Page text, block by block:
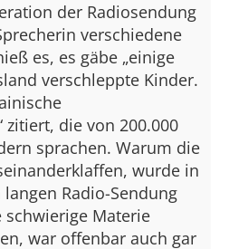
der Radiosendung
verschiedene
es, es gäbe „einige
verschleppte Kinder.
zitiert, die von 200.000
sprachen. Warum die
wurde in
Radio-Sendung
schwierige Materie
war offenbar auch gar